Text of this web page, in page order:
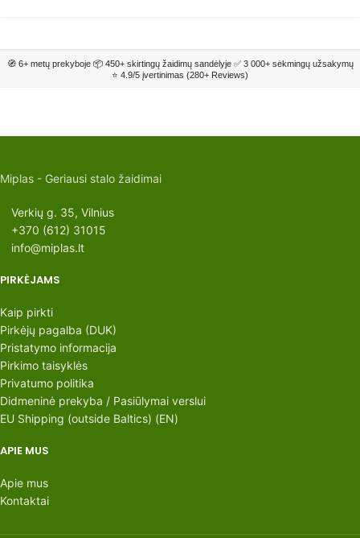
🧭 6+ metų prekyboje 📦 450+ skirtingų žaidimų sandėlyje ✅ 3 000+ sėkmingų užsakymų
⭐ 4.9/5 įvertinimas (280+ Reviews)
Miplas - Geriausi stalo žaidimai
Verkių g. 35, Vilnius
+370 (612) 31015
info@miplas.lt
PIRKĖJAMS
Kaip pirkti
Pirkėjų pagalba (DUK)
Pristatymo informacija
Pirkimo taisyklės
Privatumo politika
Didmeninė prekyba / Pasiūlymai verslui
EU Shipping (outside Baltics) (EN)
APIE MUS
Apie mus
Kontaktai